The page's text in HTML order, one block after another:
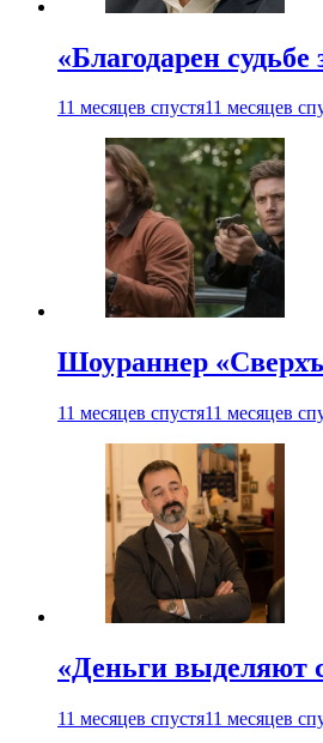
«Благодарен
11 месяцев спустя11 месяцев
Шоураннер
11 месяцев спустя11 месяцев
«Деньги выделяют
11 месяцев спустя11 месяцев